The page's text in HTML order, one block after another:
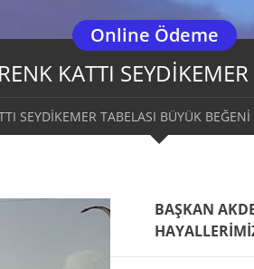
Online Ödeme
KATTI
SEYDİKEMER TABELASI BÜYÜK
BAŞKAN